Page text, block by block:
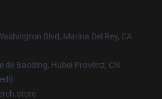
Blvd, Marina Del Rey, CA
de Baoding, Hubei Provënz, CN